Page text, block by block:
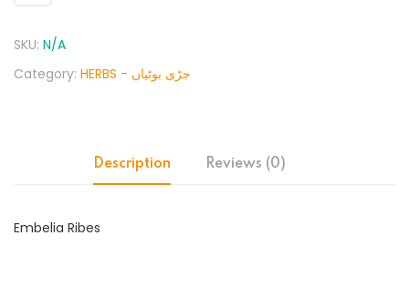
SKU: N/A
Category:
HERBS - جڑی بوٹیاں
Description Reviews (0)
Embelia Ribes